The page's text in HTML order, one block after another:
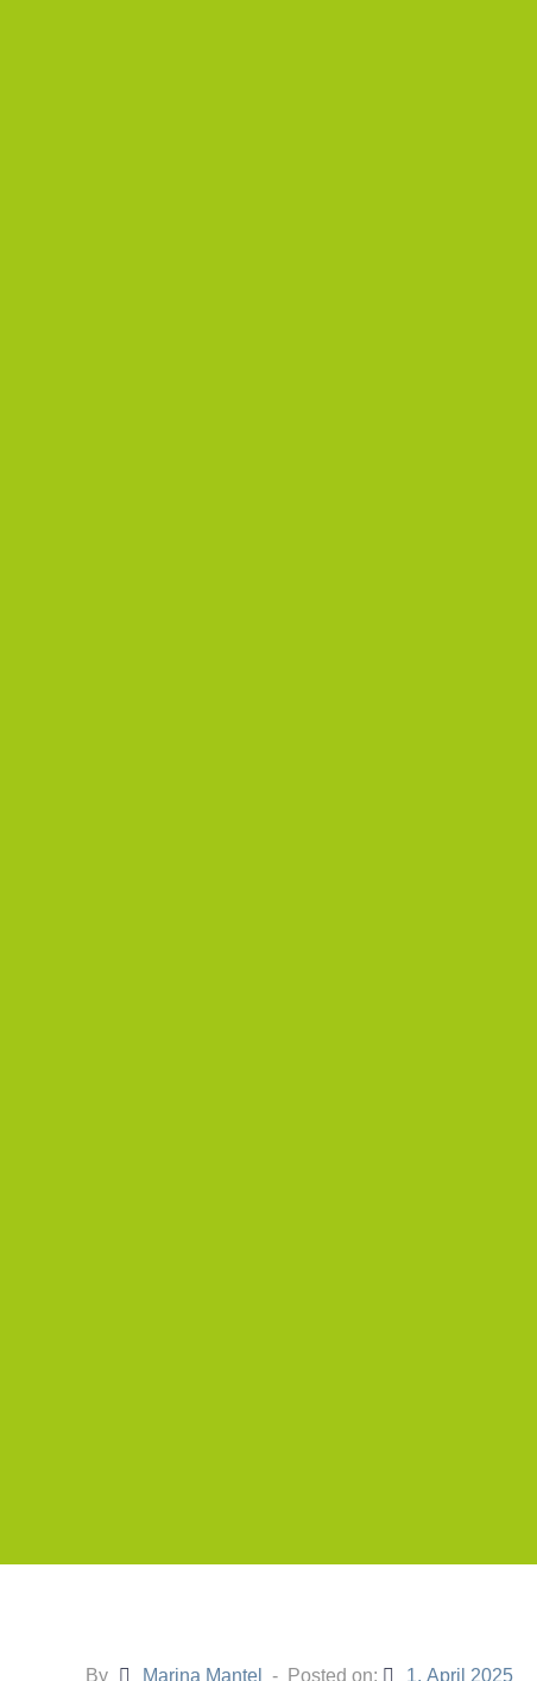
By Marina Mantel Posted on: 1. April 2025